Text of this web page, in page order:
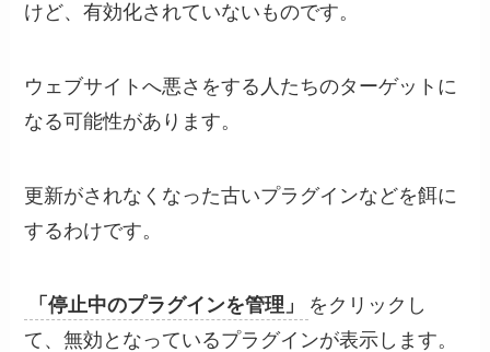
けど、有効化されていないものです。
ウェブサイトへ悪さをする人たちのターゲットに
なる可能性があります。
更新がされなくなった古いプラグインなどを餌に
するわけです。
「停止中のプラグインを管理」
をクリックし
て、無効となっているプラグインが表示します。